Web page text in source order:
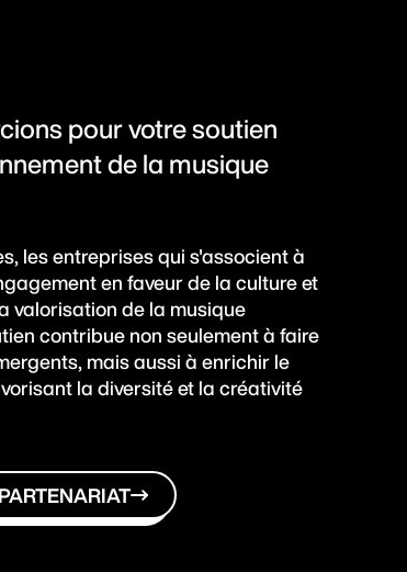
pour votre soutien
de la musique
les entreprises qui s'associent à
en faveur de la culture et
valorisation de la musique
contribue non seulement à faire
mais aussi à enrichir le
la diversité et la créativité